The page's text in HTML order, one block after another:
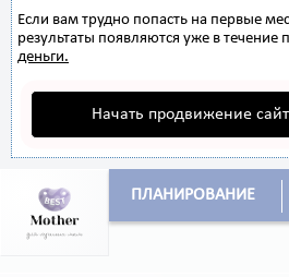
Если вам трудно попасть на первые
результаты появляются уже в
деньги.
Начать продвижение
ПЛАНИРОВАНИЕ